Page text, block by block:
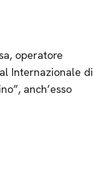
operatore
Internazionale di
anch’esso